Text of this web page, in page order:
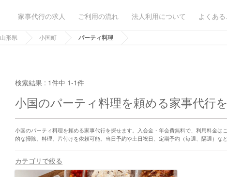
家事代行の求人 ご利用の流れ 法人利用について よくあ
山形県 小国町 パーティ料理
検索結果 : 1件中 1-1件
小国のパーティ料理を頼める家事代行
小国のパーティ料理を頼める家事代行を探せます。入会金・年会費無料で、利用料金は
的な掃除、料理、片付けを依頼可能。当日予約や土日祝日、定期予約（毎週、隔週）な
カテゴリで絞る